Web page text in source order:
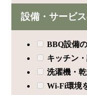
設備・サービ
BBQ設備
キッチン
洗濯機・
Wi-Fi環境